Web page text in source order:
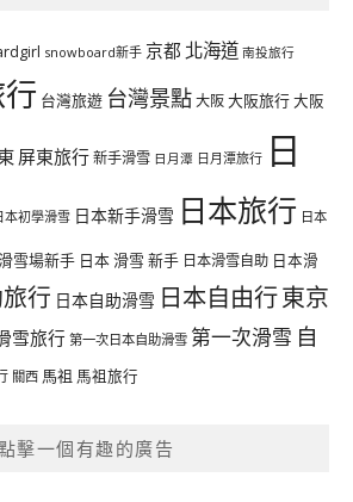
snowboard新手 京都 北海道 南投旅行
台灣旅遊 台灣景點大阪大阪旅行大阪
屏東旅行新手滑雪 日月潭 日月潭旅行 日
本初學滑雪 日本新手滑雪 日本旅行 日本
雪場新手 日本 滑雪 新手 日本滑雪自助 日本滑
行 日本自助滑雪 日本自由行東京
雪旅行 第一次日本自助滑雪 第一次滑雪 自
關西 馬祖 馬祖旅行
擊一個有趣的廣告